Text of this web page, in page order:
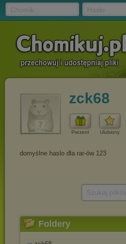
zck68
Prezent Ulubiony
Foldery